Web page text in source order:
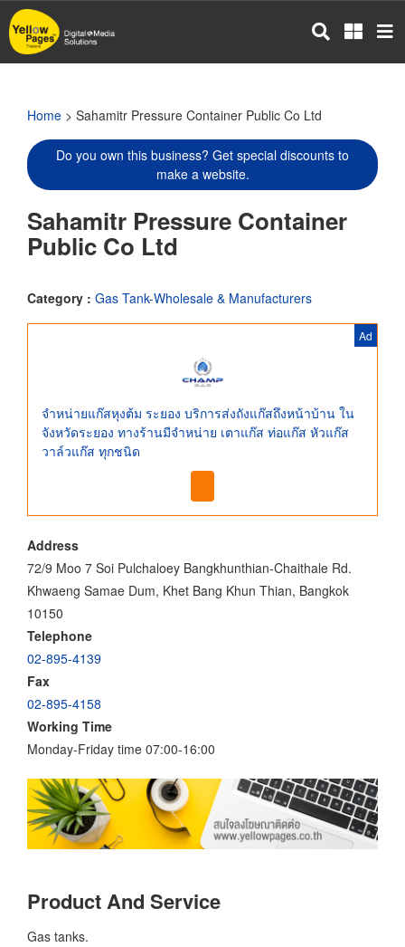
Skip
to
main
Home > Sahamitr Pressure Container Public Co Ltd
Do you own this business? Get special discounts to
make a website.
Sahamitr Pressure Container
Public Co Ltd
Category : Gas Tank-Wholesale & Manufacturers
Ad
จำหน่ายแก๊สหุงต้ม ระยอง บริการส่งถังแก๊สถึงหน้าบ้าน ใน
จังหวัดระยอง ทางร้านมีจำหน่าย เตาแก๊ส ท่อแก๊ส หัวแก๊ส
วาล์วแก๊ส ทุกชนิด
Address
72/9 Moo 7 Soi Pulchaloey Bangkhunthian-Chaithale Rd.
Khwaeng Samae Dum, Khet Bang Khun Thian, Bangkok
10150
Telephone
02-895-4139
Fax
02-895-4158
Working Time
Monday-Friday time 07:00-16:00
Product And Service
Gas tanks.